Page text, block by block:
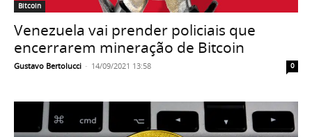
Bitcoin
Venezuela vai prender policiais que
encerrarem mineração de Bitcoin
Gustavo Bertolucci - 14/09/2021 13:58 0